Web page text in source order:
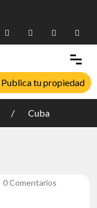
Publica tu propiedad
Cuba
0 Comentarios